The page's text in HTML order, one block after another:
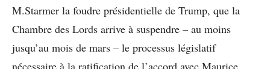
M.Starmer la foudre présidentielle de Trump, que la
Chambre des Lords arrive à suspendre – au moins
jusqu’au mois de mars – le processus législatif
nécessaire à la ratification de l’accord avec Maurice.